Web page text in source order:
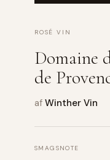
ROSÉ VIN
Domaine
de
af Winther Vin
SMAGSNOTE